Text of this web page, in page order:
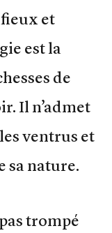
et
est la
de
Il n’admet
ventrus et
sa nature.
trompé